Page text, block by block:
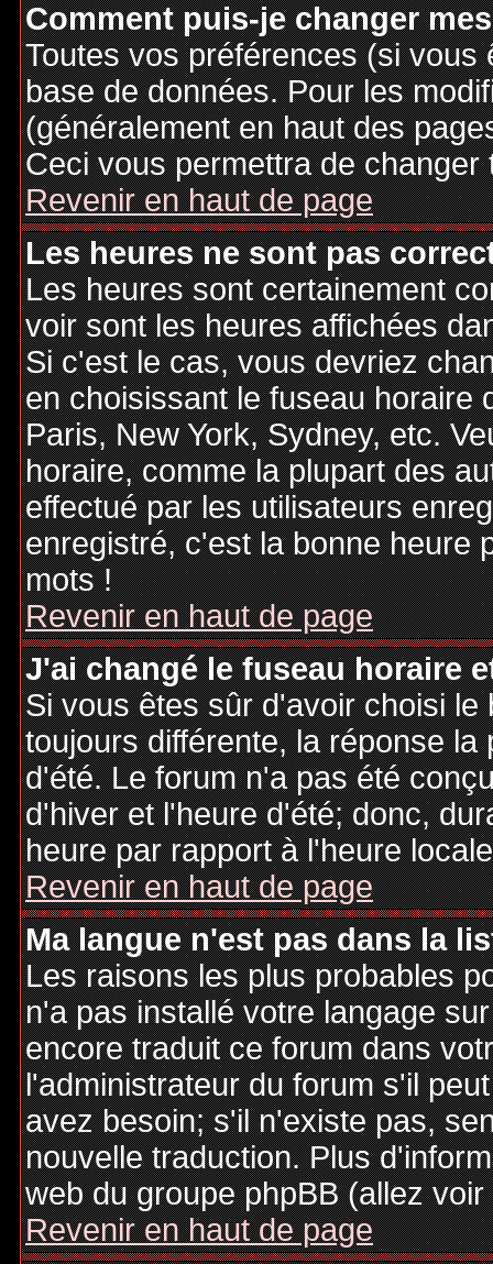
Comment puis-je changer
Toutes vos préférences (si
base de données. Pour les
(généralement en haut des
Ceci vous permettra de
Revenir en haut de page
Les heures ne sont pas
Les heures sont certainement
voir sont les heures affichées
Si c'est le cas, vous devriez
en choisissant le fuseau horaire
Paris, New York, Sydney, etc.
horaire, comme la plupart des
effectué par les utilisateurs
enregistré, c'est la bonne heure
mots !
Revenir en haut de page
J'ai changé le fuseau horaire
Si vous êtes sûr d'avoir choisi
toujours différente, la réponse
d'été. Le forum n'a pas été
d'hiver et l'heure d'été; donc,
heure par rapport à l'heure
Revenir en haut de page
Ma langue n'est pas dans la
Les raisons les plus probables
n'a pas installé votre langage
encore traduit ce forum dans
l'administrateur du forum s'il
avez besoin; s'il n'existe pas,
nouvelle traduction. Plus
web du groupe phpBB (allez
Revenir en haut de page